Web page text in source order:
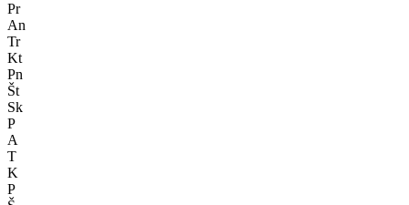
Pr
An
Tr
Kt
Pn
Št
Sk
P
A
T
K
P